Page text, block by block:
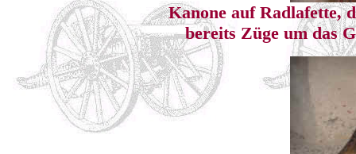
Kanone auf Radlafette,
bereits Züge um das